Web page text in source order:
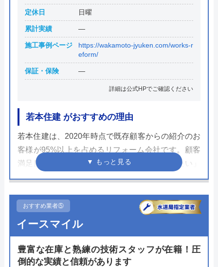
定休日 日曜
累計実績 ―
施工事例ページ
https://wakamoto-jyuken.com/works-r
eform/
保証・保険 ―
詳細は公式HPでご確認ください
若本住建 がおすすめの理由
若本住建は、2020年時点で既存顧客からの紹介のお
客様が95%以上を占めるリフォーム会社です。顧客
満足度が高く、施工後は「知人におすすめしたい」
と思える施工品質が魅力。特に代表であり棟梁の若
と人気は堅調に伸びています。
また若本住建はリフォームだけでなく新築物件の工
事も担っています。幅広い業務に対応し、経験と知
識の豊富なプロ集団です。電話で問い合わせれば、
おすすめ業者⑤
イースマイル
豊富な在庫と熟練の技術スタッフが在籍！圧
倒的な実績と信頼があります